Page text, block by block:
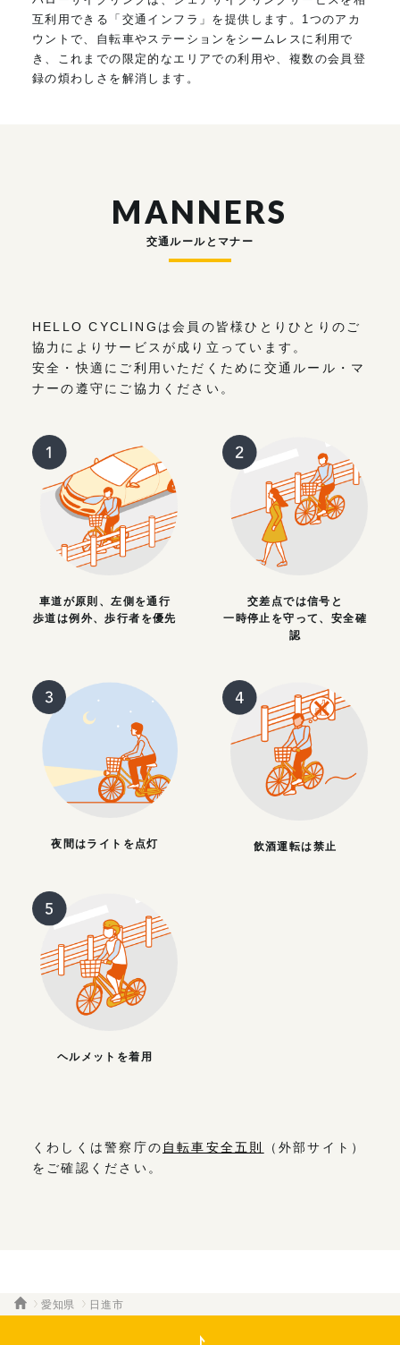
互利用できる「交通インフラ」を提供します。1つのアカ
ウントで、自転車やステーションをシームレスに利用で
き、これまでの限定的なエリアでの利用や、複数の会員登
録の煩わしさを解消します。
MANNERS
交通ルールとマナー
HELLO CYCLINGは会員の皆様ひとりひとりのご
協力によりサービスが成り立っています。
安全・快適にご利用いただくために交通ルール・マ
ナーの遵守にご協力ください。
車道が原則、左側を通行
歩道は例外、歩行者を優先
交差点では信号と
一時停止を守って、安全確
認
夜間はライトを点灯 飲酒運転は禁止
ヘルメットを着用
くわしくは警察庁の 自転車安全五則
（外部サイト）
をご確認ください。
愛知県 日進市